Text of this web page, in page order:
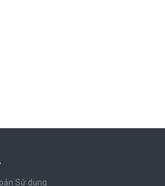
Sử dụng